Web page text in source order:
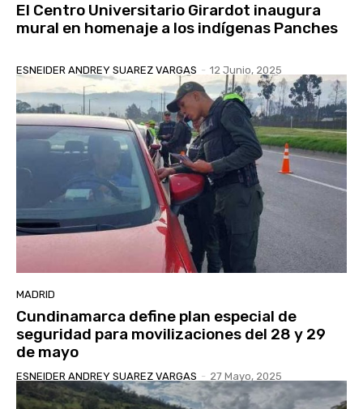
El Centro Universitario Girardot inaugura
mural en homenaje a los indígenas Panches
ESNEIDER ANDREY SUAREZ VARGAS - 12 Junio, 2025
MADRID
Cundinamarca define plan especial de
seguridad para movilizaciones del 28 y 29
de mayo
ESNEIDER ANDREY SUAREZ VARGAS - 27 Mayo, 2025